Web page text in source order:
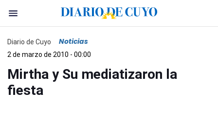
Diario de Cuyo Noticias
2 de marzo de 2010 - 00:00
Mirtha y Su mediatizaron la
fiesta